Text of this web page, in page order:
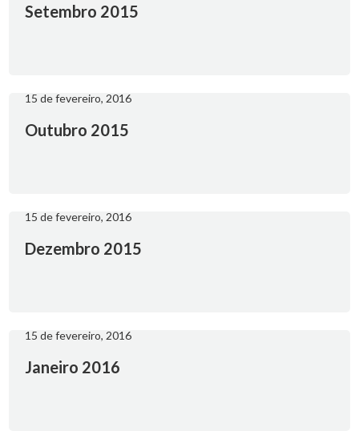
Setembro 2015
15 de fevereiro, 2016
Outubro 2015
15 de fevereiro, 2016
Dezembro 2015
15 de fevereiro, 2016
Janeiro 2016